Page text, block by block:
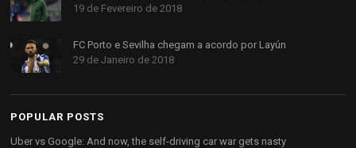
19 de Fevereiro de 2018
FC Porto e Sevilha chegam a acordo por Layún
29 de Janeiro de 2018
POPULAR POSTS
Uber vs Google: And now, the self-driving car war gets nasty